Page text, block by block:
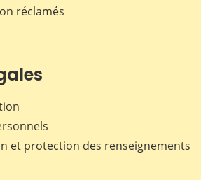
réclamés
et protection des renseignements